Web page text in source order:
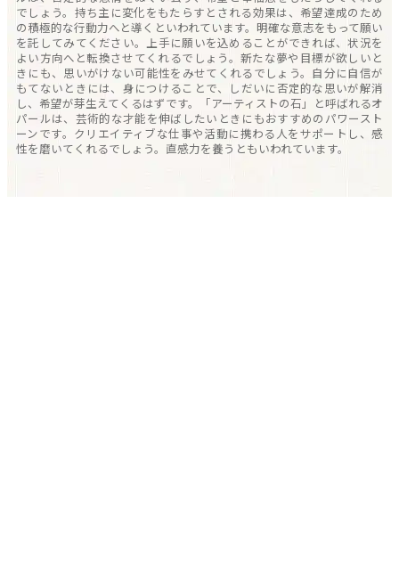
でしょう。持ち主に変化をもたらすとされる効果は、希望達成のため
の積極的な行動力へと導くといわれています。明確な意志をもって願い
を託してみてください。上手に願いを込めることができれば、状況を
よい方向へと転換させてくれるでしょう。新たな夢や目標が欲しいと
きにも、思いがけない可能性をみせてくれるでしょう。自分に自信が
もてないときには、身につけることで、しだいに否定的な思いが解消
し、希望が芽生えてくるはずです。「アーティストの石」と呼ばれるオ
パールは、芸術的な才能を伸ばしたいときにもおすすめのパワースト
ーンです。クリエイティブな仕事や活動に携わる人をサポートし、感
性を磨いてくれるでしょう。直感力を養うともいわれています。